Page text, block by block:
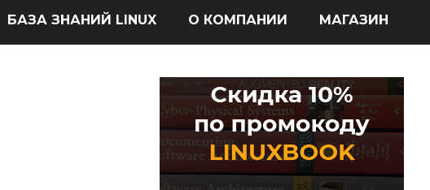
БАЗА ЗНАНИЙ LINUX О КОМПАНИИ МАГАЗИН